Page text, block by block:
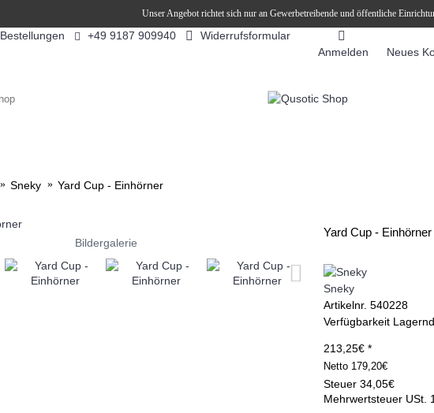
Unser Angebot richtet sich nur an Gewerbetreibende und öffentliche
Bestellungen +49 9187 909940
Widerrufsformular
Anmelden
Neues
Sneky Yard Cup - Einhörner
Bildergalerie
Yard Cup - Einhörner
Sneky
Artikelnr. 540228
Verfügbarkeit Lagernd
213,25€ *
Netto 179,20€
Steuer 34,05€
Mehrwertsteuer USt.